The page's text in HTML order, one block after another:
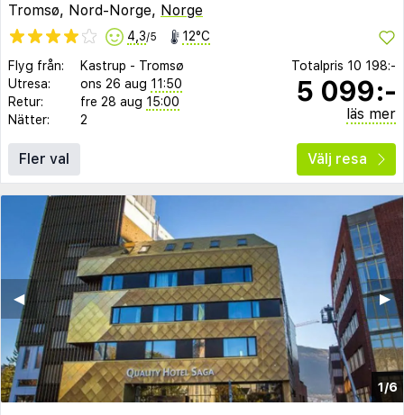
Tromsø, Nord-Norge, Norge
4,3/5 12°C
Flyg från: Kastrup - Tromsø
Utresa:
ons 26 aug 11:50
Retur:
fre 28 aug 15:00
Nätter:
2
Totalpris 10 198:-
5 099:-
läs mer
Fler val Välj resa
1/6
▶︎
◀︎